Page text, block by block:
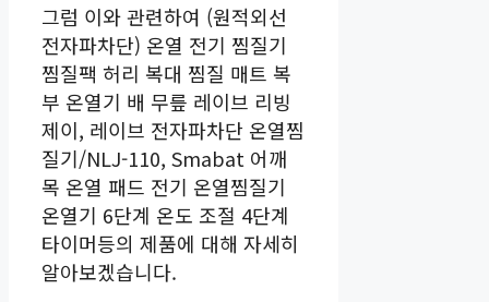
그럼 이와 관련하여 (원적외선
전자파차단) 온열 전기 찜질기
찜질팩 허리 복대 찜질 매트 복
부 온열기 배 무릎 레이브 리빙
제이, 레이브 전자파차단 온열찜
질기/NLJ-110, Smabat 어깨
목 온열 패드 전기 온열찜질기
온열기 6단계 온도 조절 4단계
타이머등의 제품에 대해 자세히
알아보겠습니다.